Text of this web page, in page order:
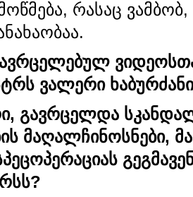
რასაც
ვალერი
, გავრცელდა
მაღალჩინოსნები,
?